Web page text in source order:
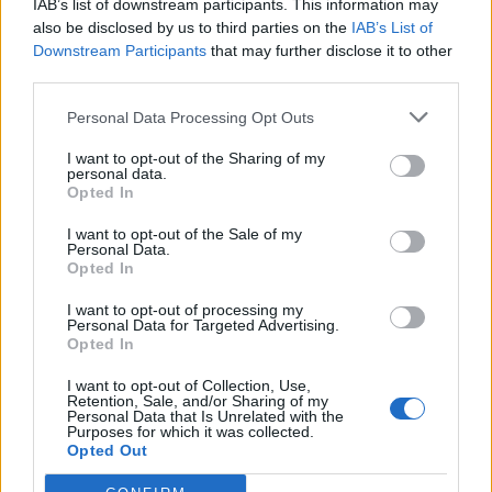
IAB’s list of downstream participants. This information may
also be disclosed by us to third parties on the IAB’s List of
Downstream Participants that may further disclose it to other
Personal Data Processing Opt Outs
I want to opt-out of the Sharing of my
personal data.
Opted In
I want to opt-out of the Sale of my
Personal Data.
Opted In
I want to opt-out of processing my
Personal Data for Targeted Advertising.
Opted In
I want to opt-out of Collection, Use,
Retention, Sale, and/or Sharing of my
Personal Data that Is Unrelated with the
Purposes for which it was collected.
Opted Out